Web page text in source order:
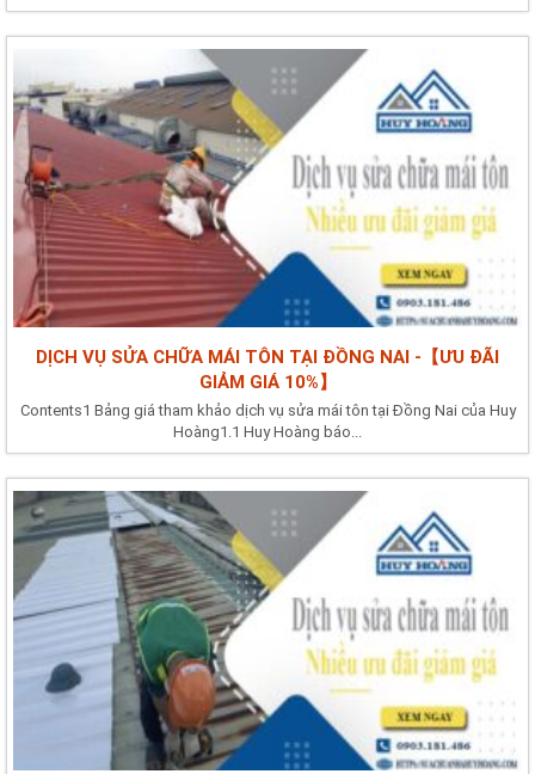
DỊCH VỤ SỬA CHỮA MÁI TÔN TẠI ĐỒNG NAI -【ƯU ĐÃI
GIẢM GIÁ 10%】
Contents1 Bảng giá tham khảo dịch vụ sửa mái tôn tại Đồng Nai của Huy
Hoàng1.1 Huy Hoàng báo...